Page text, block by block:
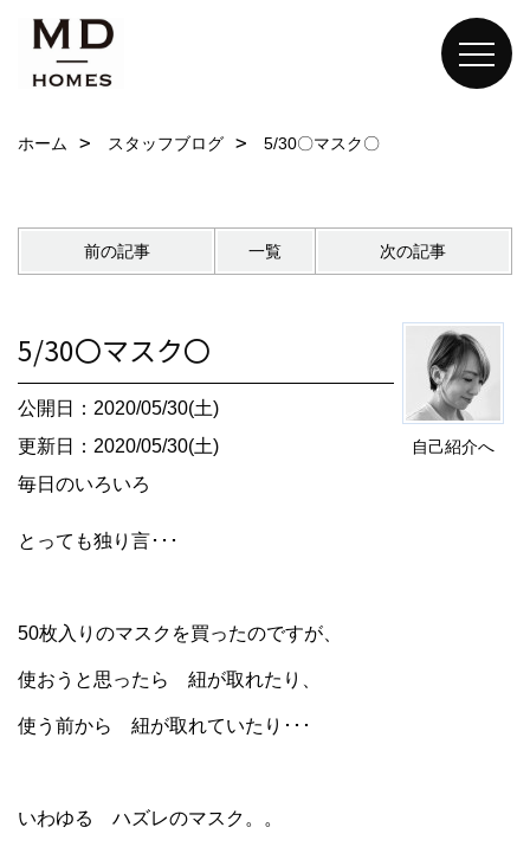
ホーム スタッフブログ 5/30〇マスク〇
前の記事 一覧 次の記事
自己紹介へ
5/30〇マスク〇
公開日：2020/05/30(土)
更新日：2020/05/30(土)
毎日のいろいろ
とっても独り言･･･
50枚入りのマスクを買ったのですが、
使おうと思ったら 紐が取れたり、
使う前から 紐が取れていたり･･･
いわゆる ハズレのマスク。。